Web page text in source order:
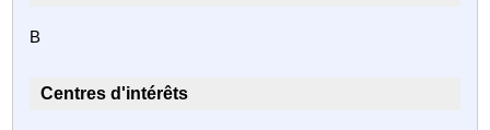
B
Centres d'intérêts